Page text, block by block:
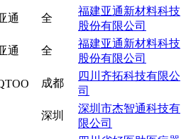
通 全
福建亚通新材料科技
股份有限公司
通 全
福建亚通新材料科技
股份有限公司
成都
四川齐拓科技有限公
司
深圳
深圳市杰智通科技有
限公司